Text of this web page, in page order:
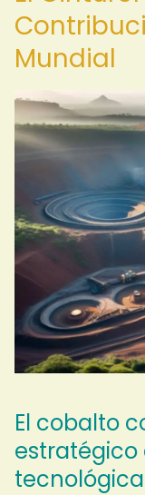
Mundial
El cobalto
estratégico